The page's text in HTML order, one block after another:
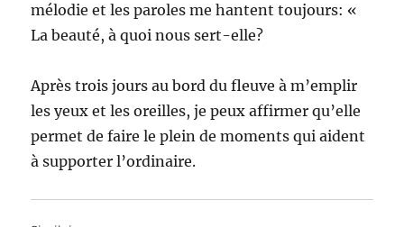
mélodie et les paroles me hantent toujours: «
La beauté, à quoi nous sert-elle?
Après trois jours au bord du fleuve à m’emplir
les yeux et les oreilles, je peux affirmer qu’elle
permet de faire le plein de moments qui aident
à supporter l’ordinaire.